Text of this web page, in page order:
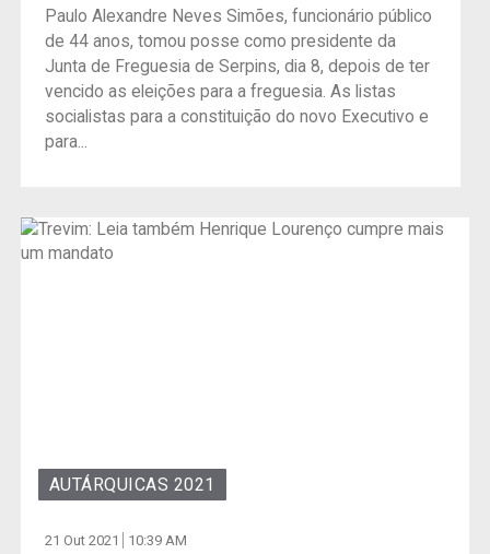
Paulo Alexandre Neves Simões, funcionário público
de 44 anos, tomou posse como presidente da
Junta de Freguesia de Serpins, dia 8, depois de ter
vencido as eleições para a freguesia. As listas
socialistas para a constituição do novo Executivo e
para...
AUTÁRQUICAS 2021
21 Out 2021 10:39 AM